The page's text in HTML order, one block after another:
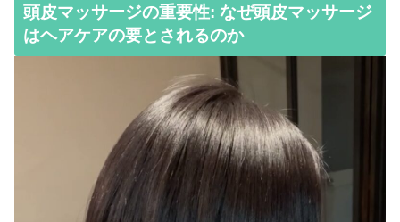
頭皮マッサージの重要性: なぜ頭皮マッサージ
はヘアケアの要とされるのか